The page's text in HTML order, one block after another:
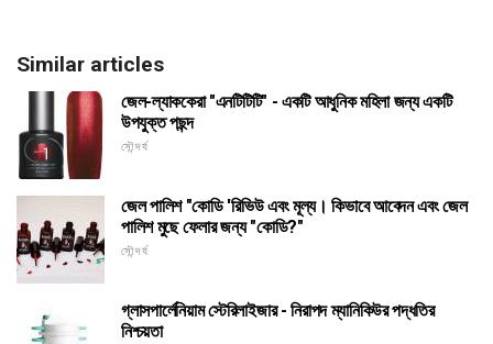
Similar articles
জেল-ল্যাককেরা "এনটিটিটি" - একটি আধুনিক মহিলা জন্য একটি
উপযুক্ত পছন্দ
সৌন্দর্য
জেল পালিশ "কোডি 'রিভিউ এবং মূল্য। কিভাবে আবেদন এবং জেল
পালিশ মুছে ফেলার জন্য "কোডি?"
সৌন্দর্য
গ্লাসপার্লেনিয়াম স্টেরিলাইজার - নিরাপদ ম্যানিকিউর পদ্ধতির
নিশ্চয়তা